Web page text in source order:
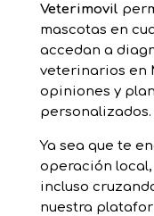
Veterimovil
mascotas en
accedan a
veterinarios en
opiniones y
personalizados.
Ya sea que te
operación
incluso
nuestra